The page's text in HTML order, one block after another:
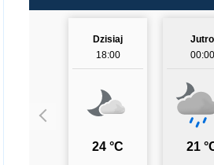
Dzisiaj
18:00
24 °C
Jutro
00:00
21